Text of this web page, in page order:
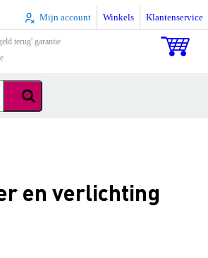
Mijn account Winkels Klantenservice
terug' garantie
en verlichting